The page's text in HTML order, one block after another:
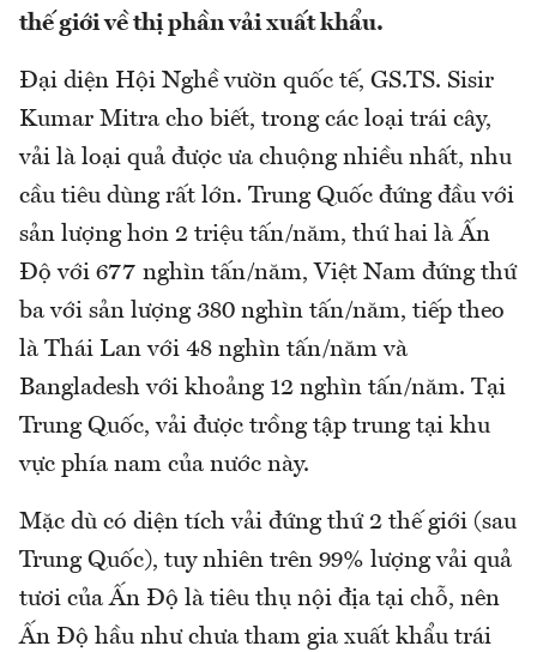
thế giới về thị phần vải xuất khẩu.
Đại diện Hội Nghề vườn quốc tế, GS.TS. Sisir
Kumar Mitra cho biết, trong các loại trái cây,
vải là loại quả được ưa chuộng nhiều nhất, nhu
cầu tiêu dùng rất lớn. Trung Quốc đứng đầu với
sản lượng hơn 2 triệu tấn/năm, thứ hai là Ấn
Độ với 677 nghìn tấn/năm, Việt Nam đứng thứ
ba với sản lượng 380 nghìn tấn/năm, tiếp theo
là Thái Lan với 48 nghìn tấn/năm và
Bangladesh với khoảng 12 nghìn tấn/năm. Tại
Trung Quốc, vải được trồng tập trung tại khu
vực phía nam của nước này.
Mặc dù có diện tích vải đứng thứ 2 thế giới (sau
Trung Quốc), tuy nhiên trên 99% lượng vải quả
tươi của Ấn Độ là tiêu thụ nội địa tại chỗ, nên
Ấn Độ hầu như chưa tham gia xuất khẩu trái